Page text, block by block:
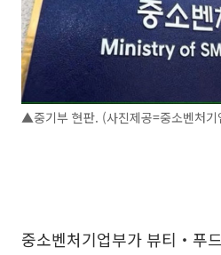
▲중기부 현판. (사진제공=중소벤처기
중소벤처기업부가 뷰티‧푸